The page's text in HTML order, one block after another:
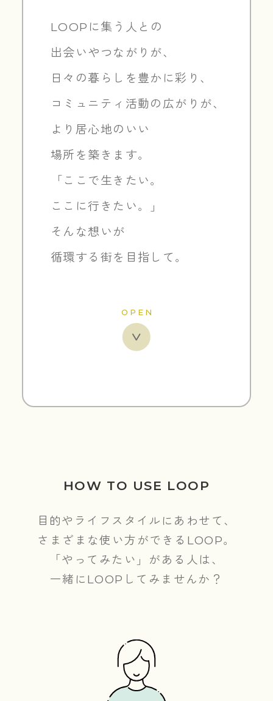
LOOPに集う人との
出会いやつながりが、
日々の暮らしを豊かに彩り、
コミュニティ活動の広がりが、
より居心地のいい
場所を築きます。
「ここで生きたい。
ここに行きたい。」
そんな想いが
循環する街を目指して。
OPEN
HOW TO USE LOOP
目的やライフスタイルにあわせて、
さまざまな使い方ができるLOOP。
「やってみたい」がある人は、
一緒にLOOPしてみませんか？